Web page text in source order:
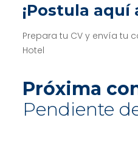
¡Postula aquí
Prepara tu CV y envía tu
Hotel
Próxima
Pendiente